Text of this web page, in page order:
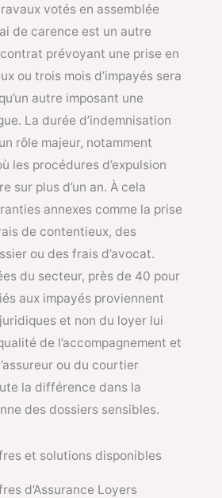
votés en assemblée
de carence est un autre
prévoyant une prise en
ou trois mois d’impayés sera
autre imposant une
La durée d’indemnisation
rôle majeur, notamment
les procédures d’expulsion
sur plus d’un an. À cela
annexes comme la prise
de contentieux, des
ou des frais d’avocat.
du secteur, près de 40 pour
aux impayés proviennent
et non du loyer lui
de l’accompagnement et
ou du courtier
la différence dans la
des dossiers sensibles.
et solutions disponibles
d’Assurance Loyers